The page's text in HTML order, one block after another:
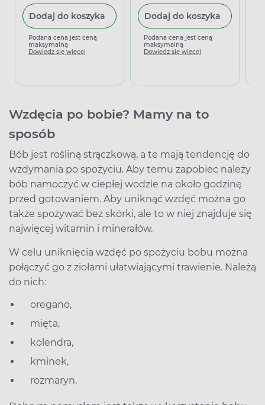
Dodaj do koszyka
Podana cena jest ceną
maksymalną
Dowiedz się więcej
Dodaj do koszyka
Podana cena jest ceną
maksymalną
Dowiedz się więcej
Wzdęcia po bobie? Mamy na to
sposób
Bób jest rośliną strączkową, a te mają tendencję do
wzdymania po spożyciu. Aby temu zapobiec należy
bób namoczyć w ciepłej wodzie na około godzinę
przed gotowaniem. Aby uniknąć wzdęć można go
także spożywać bez skórki, ale to w niej znajduje się
najwięcej witamin i minerałów.
W celu uniknięcia wzdęć po spożyciu bobu można
połączyć go z ziołami ułatwiającymi trawienie. Należą
do nich:
oregano,
mięta,
kolendra,
kminek,
rozmaryn.